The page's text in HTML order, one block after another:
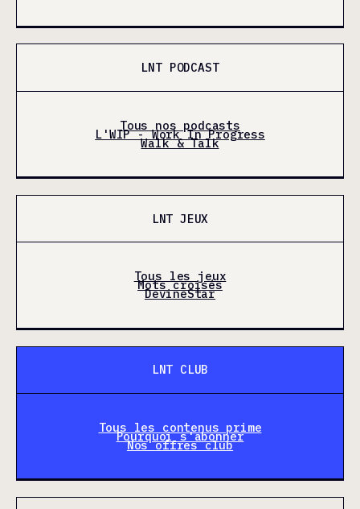
LNT PODCAST
Tous nos podcasts
L'WIP - Work In Progress
Walk & Talk
LNT JEUX
Tous les jeux
Mots croisés
DevineStar
LNT CLUB
Tous les contenus prime
Pourquoi s'abonner
Nos offres club